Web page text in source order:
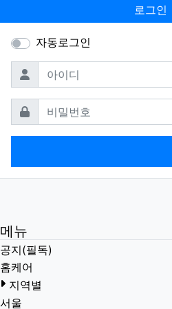
로그인
자동로그인
아이디
필수
비밀번호필수
메뉴
공지(필독)
홈케어
지역별
서울